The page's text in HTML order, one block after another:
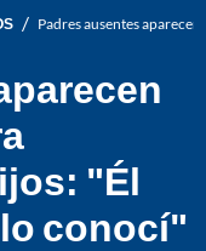
/ Padres ausentes
"Él
conocí"